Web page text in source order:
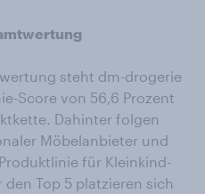
steht dm-drogerie
Score von 56,6 Prozent
Dahinter folgen
Möbelanbieter und
Produktlinie für Kleinkind-
Top 5 platzieren sich